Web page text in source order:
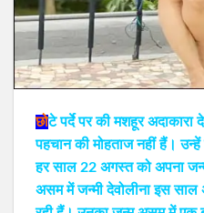
छोटे पर्दे पर की मशहूर अदाकारा
पहचान की मोहताज नहीं हैं।
हर साल 22 अगस्त को अपना
असम में जन्मी देवोलीना इस